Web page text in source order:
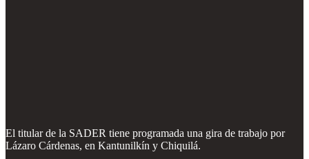
El titular de la SADER tiene programada una gira de trabajo por
Lázaro Cárdenas, en Kantunilkín y Chiquilá.